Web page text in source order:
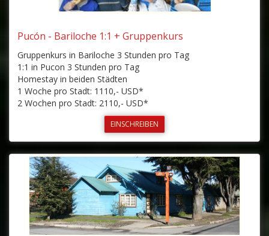
Pucón - Bariloche 1:1 + Gruppenkurs
Gruppenkurs in Bariloche 3 Stunden pro Tag
1:1 in Pucon 3 Stunden pro Tag
Homestay in beiden Städten
1 Woche pro Stadt: 1110,- USD*
2 Wochen pro Stadt: 2110,- USD*
EINSCHREIBEN